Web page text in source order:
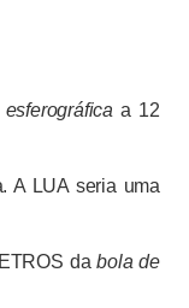
a 12
A LUA seria uma
dabola de